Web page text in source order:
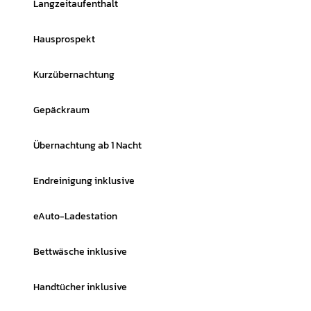
Langzeitaufenthalt
Hausprospekt
Kurzübernachtung
Gepäckraum
Übernachtung ab 1 Nacht
Endreinigung inklusive
eAuto-Ladestation
Bettwäsche inklusive
Handtücher inklusive